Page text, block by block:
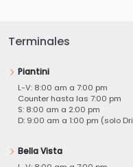
Terminales
Piantini
L-V: 8:00 am a 7:00 pm
Counter hasta las 7:00 pm
S: 8:00 am a 2:00 pm
D: 9:00 am a 1:00 pm (solo
Bella Vista